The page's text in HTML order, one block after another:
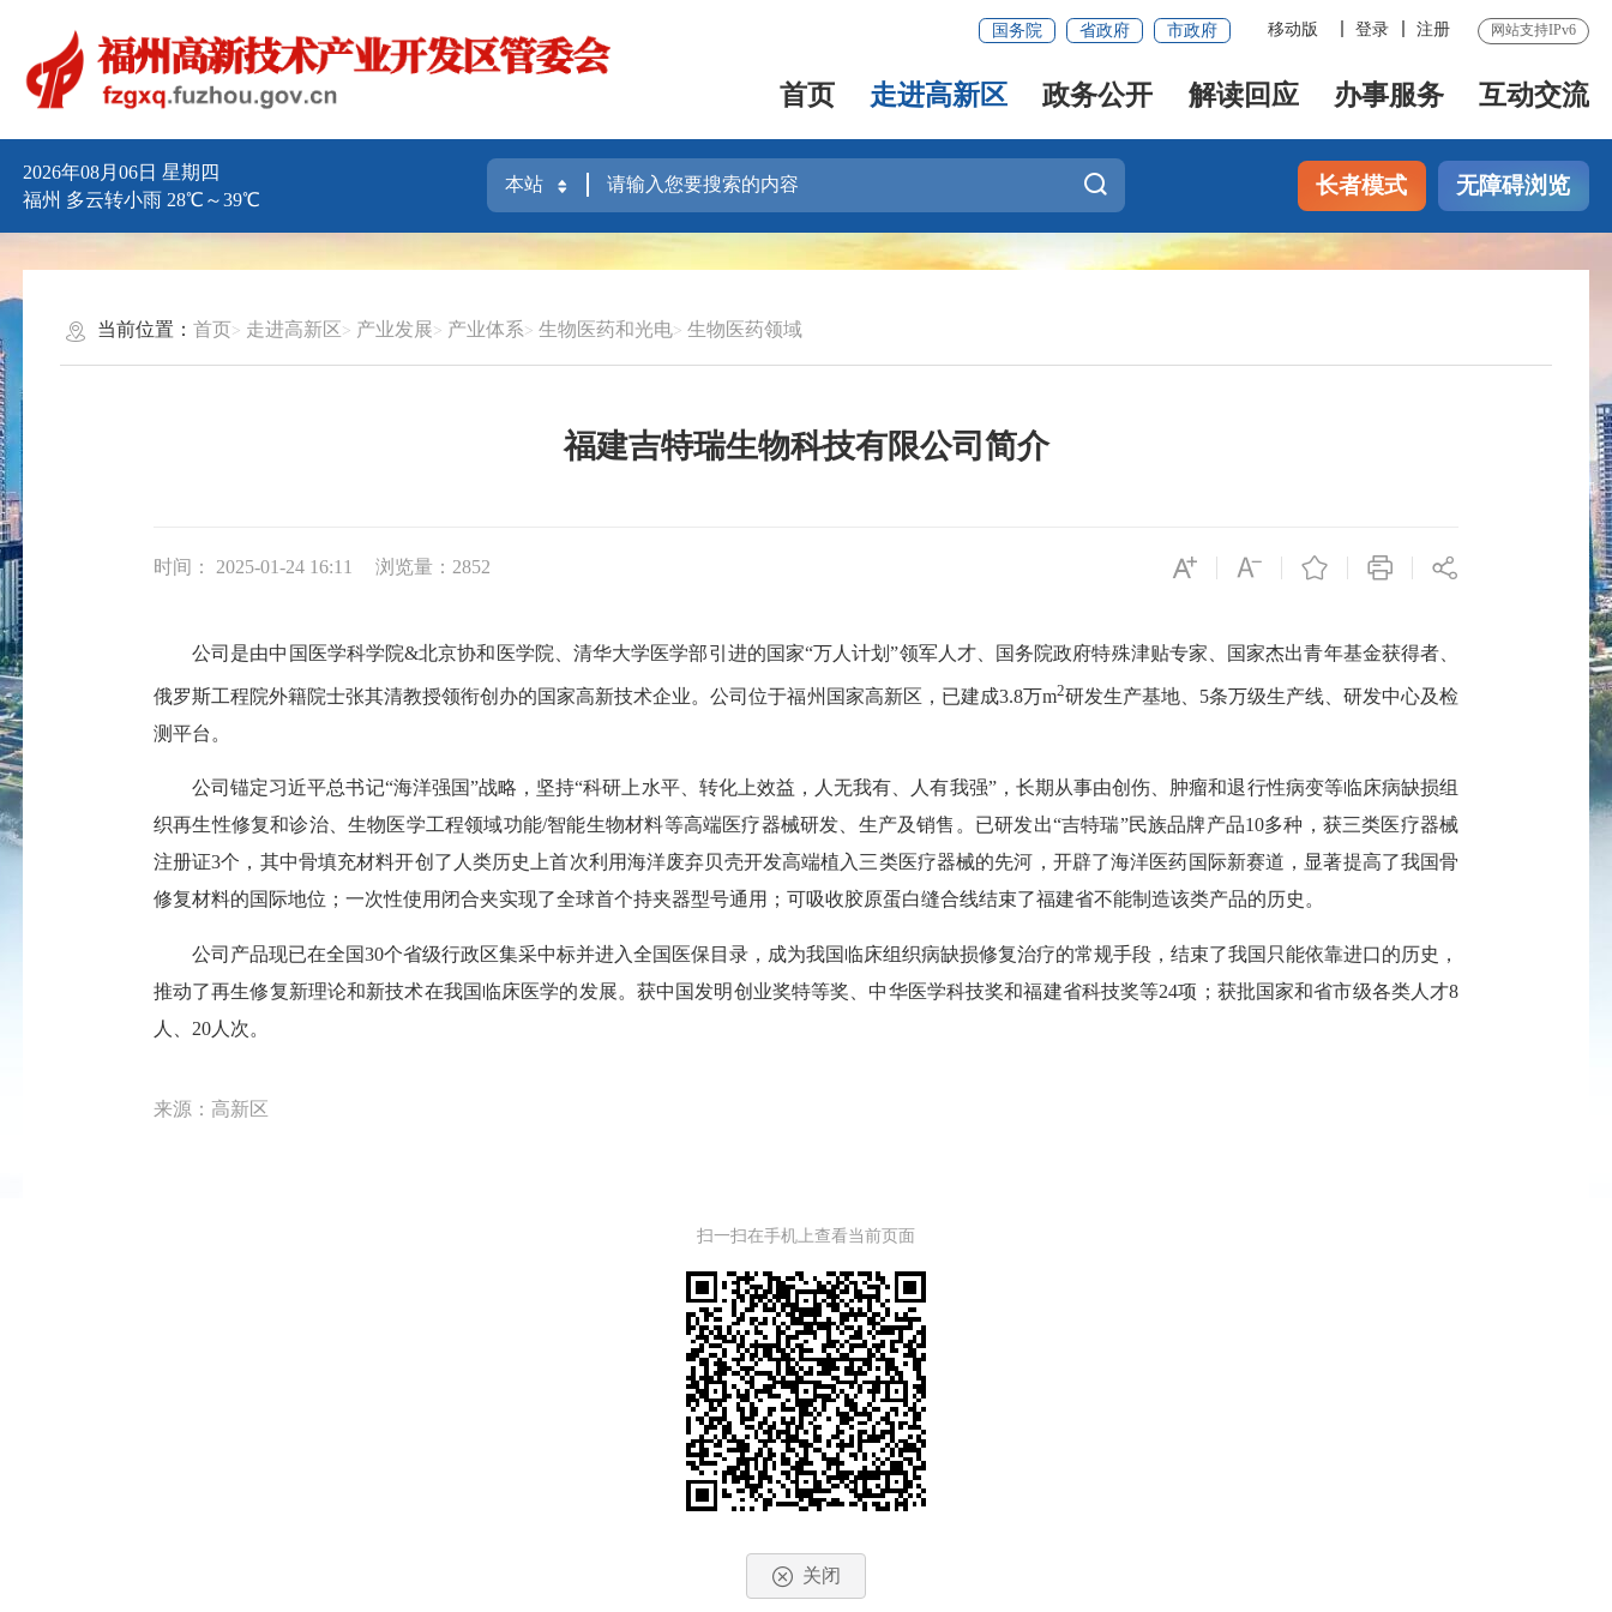
国务院 省政府 市政府 移动版 登录 注册 网站支持IPv6
首页 走进高新区 政务公开 解读回应 办事服务 互动交流
2026年08月06日 星期四
福州 多云转小雨 28℃～39℃
长者模式 无障碍浏览
当前位置： 首页 走进高新区 产业发展 产业体系 生物医药和光电 生物医药领域
福建吉特瑞生物科技有限公司简介
时间： 2025-01-24 16:11 浏览量：2852
公司是由中国医学科学院&北京协和医学院、清华大学医学部引进的国家“万人计划”领军人才、国务院政府特殊津贴专家、国家杰出青年基金获得者、
俄罗斯工程院外籍院士张其清教授领衔创办的国家高新技术企业。公司位于福州国家高新区，已建成3.8万m2研发生产基地、5条万级生产线、研发中心及检
测平台。
公司锚定习近平总书记“海洋强国”战略，坚持“科研上水平、转化上效益，人无我有、人有我强”，长期从事由创伤、肿瘤和退行性病变等临床病缺损组
织再生性修复和诊治、生物医学工程领域功能/智能生物材料等高端医疗器械研发、生产及销售。已研发出“吉特瑞”民族品牌产品10多种，获三类医疗器械
注册证3个，其中骨填充材料开创了人类历史上首次利用海洋废弃贝壳开发高端植入三类医疗器械的先河，开辟了海洋医药国际新赛道，显著提高了我国骨
修复材料的国际地位；一次性使用闭合夹实现了全球首个持夹器型号通用；可吸收胶原蛋白缝合线结束了福建省不能制造该类产品的历史。
公司产品现已在全国30个省级行政区集采中标并进入全国医保目录，成为我国临床组织病缺损修复治疗的常规手段，结束了我国只能依靠进口的历史，
推动了再生修复新理论和新技术在我国临床医学的发展。获中国发明创业奖特等奖、中华医学科技奖和福建省科技奖等24项；获批国家和省市级各类人才8
人、20人次。
来源：高新区
扫一扫在手机上查看当前页面
关闭